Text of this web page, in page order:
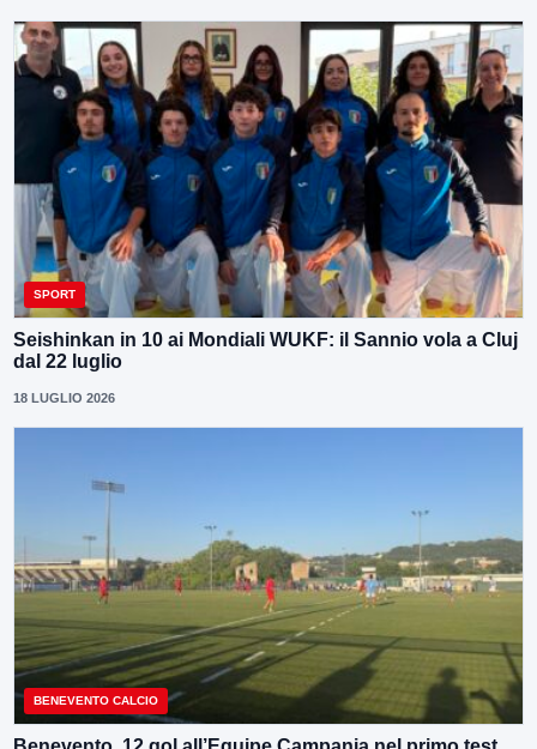
SPORT
Seishinkan in 10 ai Mondiali WUKF: il Sannio vola a Cluj
dal 22 luglio
18 LUGLIO 2026
BENEVENTO CALCIO